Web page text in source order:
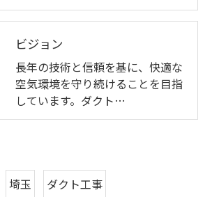
ビジョン
長年の技術と信頼を基に、快適な
空気環境を守り続けることを目指
しています。ダクト…
埼玉 ダクト工事